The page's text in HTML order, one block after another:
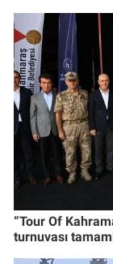
“Tour Of
turnuvası